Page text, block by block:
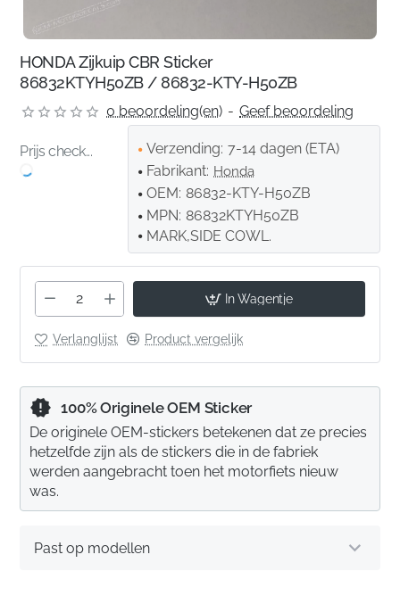
HONDA Zijkuip CBR Sticker
86832KTYH50ZB / 86832-KTY-H50ZB
0 beoordeling(en) - Geef beoordeling
Prijs check... Verzending: 7-14 dagen (ETA)
Fabrikant: Honda
OEM: 86832-KTY-H50ZB
MPN: 86832KTYH50ZB
MARK,SIDE COWL.
In Wagentje
Verlanglijst Product vergelijk
Past op modellen
100% Originele OEM Sticker
De originele OEM-stickers betekenen dat ze precies
hetzelfde zijn als de stickers die in de fabriek
werden aangebracht toen het motorfiets nieuw
was.